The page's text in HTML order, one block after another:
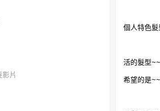
個人特色
活的髮型~~
希望的是
片